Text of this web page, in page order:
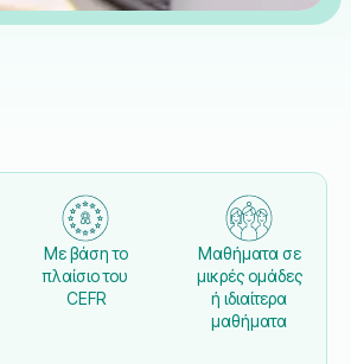
Με βάση το
πλαίσιο του
CEFR
Μαθήματα σε
μικρές ομάδες
ή ιδιαίτερα
μαθήματα